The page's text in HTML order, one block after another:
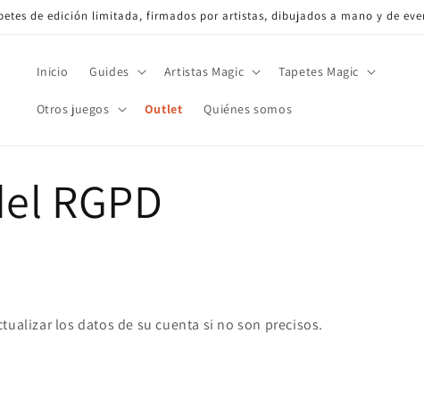
de edición limitada, firmados por artistas, dibujados a mano y de
Inicio Guides Artistas Magic Tapetes Magic
Otros juegos Outlet Quiénes somos
RGPD
los datos de su cuenta si no son precisos.